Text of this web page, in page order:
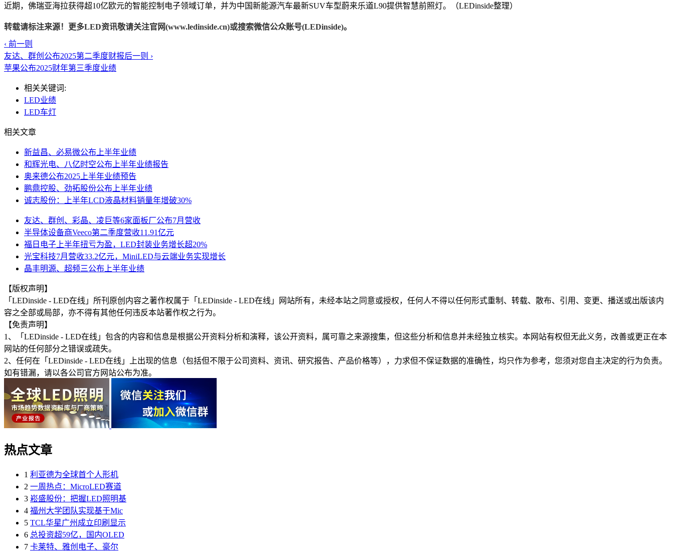
近期，佛瑞亚海拉获得超10亿欧元的智能控制电子领域订单，并为中国新能源汽车最新SUV车型蔚来乐道L90提供智慧前照灯。（LEDinside整理）
转载请标注来源！更多LED资讯敬请关注官网(www.ledinside.cn)或搜索微信公众账号(LEDinside)。
‹ 前一则
友达、群创公布2025第二季度财报后一则 ›
苹果公布2025财年第三季度业绩
相关关键词:
LED业绩
LED车灯
相关文章
新益昌、必易微公布上半年业绩
和辉光电、八亿时空公布上半年业绩报告
奥来德公布2025上半年业绩预告
鹏鼎控股、劲拓股份公布上半年业绩
诚志股份：上半年LCD液晶材料销量年增破30%
友达、群创、彩晶、凌巨等6家面板厂公布7月营收
半导体设备商Veeco第二季度营收11.91亿元
福日电子上半年扭亏为盈，LED封装业务增长超20%
光宝科技7月营收33.2亿元，MiniLED与云端业务实现增长
晶丰明源、超频三公布上半年业绩
【版权声明】
「LEDinside - LED在线」所刊原创内容之著作权属于「LEDinside - LED在线」网站所有，未经本站之同意或授权，任何人不得以任何形式重制、转载、散布、引用、变更、播送或出版该内
容之全部或局部，亦不得有其他任何违反本站著作权之行为。
【免责声明】
1、「LEDinside - LED在线」包含的内容和信息是根据公开资料分析和演释，该公开资料，属可靠之来源搜集，但这些分析和信息并未经独立核实。本网站有权但无此义务，改善或更正在本
网站的任何部分之错误或疏失。
2、任何在「LEDinside - LED在线」上出现的信息（包括但不限于公司资料、资讯、研究报告、产品价格等），力求但不保证数据的准确性，均只作为参考，您须对您自主决定的行为负责。
如有错漏，请以各公司官方网站公布为准。
热点文章
1 利亚德为全球首个人形机
2 一周热点：MicroLED赛道
3 崧盛股份：把握LED照明基
4 福州大学团队实现基于Mic
5 TCL华星广州成立印刷显示
6 总投资超59亿，国内OLED
7 卡莱特、雅创电子、豪尔